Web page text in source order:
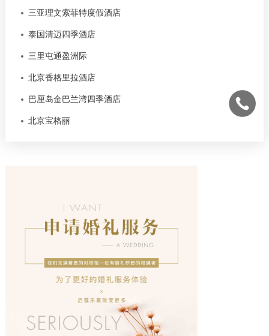
三亚理文索菲特度假酒店
泰国清迈四季酒店
三里屯通盈洲际
北京香格里拉酒店
巴厘岛金巴兰湾四季酒店
北京宝格丽